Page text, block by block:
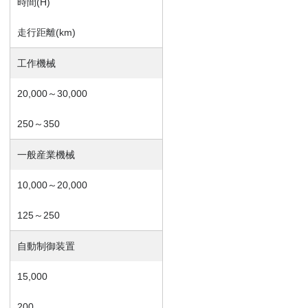
走行距離(km)
工作機械
20,000～30,000
250～350
一般産業機械
10,000～20,000
125～250
自動制御装置
15,000